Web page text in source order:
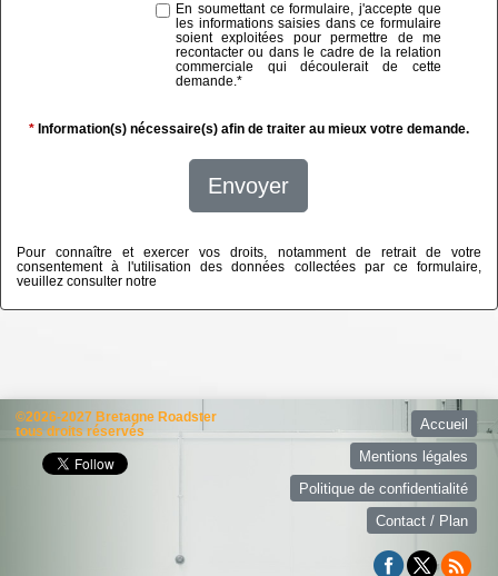
En soumettant ce formulaire, j'accepte que
les informations saisies dans ce formulaire
soient exploitées pour permettre de me
recontacter ou dans le cadre de la relation
commerciale qui découlerait de cette
demande.*
* Information(s) nécessaire(s) afin de traiter au mieux votre demande.
Envoyer
Pour connaître et exercer vos droits, notamment de retrait de votre
consentement à l'utilisation des données collectées par ce formulaire,
veuillez consulter notre
©2026-2027 Bretagne Roadster
tous droits réservés
Accueil
Mentions légales
Politique de confidentialité
Contact / Plan